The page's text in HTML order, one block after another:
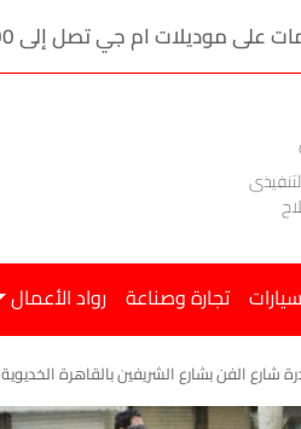
موديلات ام جي تصل إلى 100 ألف جنيه
سيارات تجارة وصناعة رواد الأعمال
شارع الفن بشارع الشريفين بالقاهرة الخديوية